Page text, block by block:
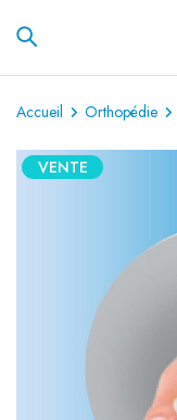
Accueil Orthopédie
VENTE